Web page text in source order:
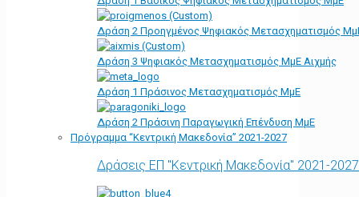
Δράση 2 Προηγμένος Ψηφιακός Μετασχηματισμός
Δράση 3 Ψηφιακός Μετασχηματισμός ΜμΕ Αιχμής
Δράση 1 Πράσινος Μετασχηματισμός ΜμΕ
Δράση 2 Πράσινη Παραγωγική Επένδυση ΜμΕ
Πρόγραμμα “Κεντρική Μακεδονία” 2021-2027
Δράσεις ΕΠ "Κεντρική Μακεδονία" 2021-2027